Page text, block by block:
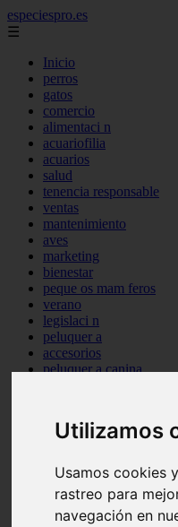
Utilizamos
Usamos cookies
rastreo para
navegación en
especiespro.es
☰
Inicio
perros
gatos
comercio
alimentaci n
acuariofilia
acuarios
salud
tenencia responsable
ventas
mantenimiento
aves
marketing
bienestar
peque os mam feros
verano
legislaci n
peluquer a
accesorios
peluquer a canina
protagonistas
abandono
adopci n
ferias
higiene